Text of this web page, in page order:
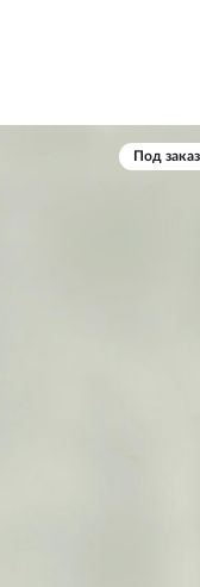
Под заказ